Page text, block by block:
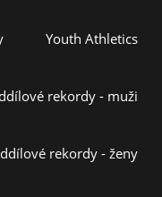
Youth Athletics
rekordy - muži
rekordy - ženy